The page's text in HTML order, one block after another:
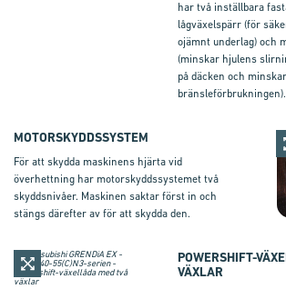
har två inställbara
lågväxelspärr (för
ojämnt underlag) och
(minskar hjulens
på däcken och minskar
bränsleförbrukningen).
MOTORSKYDDSSYSTEM
För att skydda maskinens hjärta vid
överhettning har motorskyddssystemet två
skyddsnivåer. Maskinen saktar först in och
stängs därefter av för att skydda den.
POWERSHIFT-
VÄXLAR